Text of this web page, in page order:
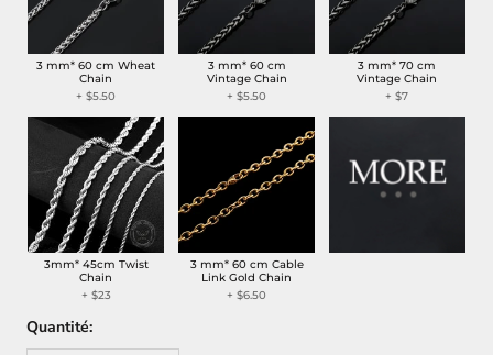
3 mm* 60 cm Wheat
Chain
+$5.50
3 mm* 60 cm
Vintage Chain
+ $5.50
3 mm* 70 cm
Vintage Chain
+$7
3mm* 45cm Twist
Chain
+ $23
3 mm* 60 cm Cable
Link Gold Chain
+ $6.50
Quantité: